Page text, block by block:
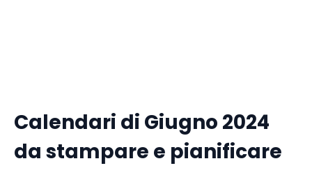
Calendari di Giugno 2024
da stampare e pianificare